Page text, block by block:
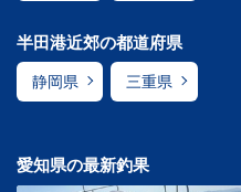
半田港近郊の都道府県
静岡県 三重県
愛知県の最新釣果